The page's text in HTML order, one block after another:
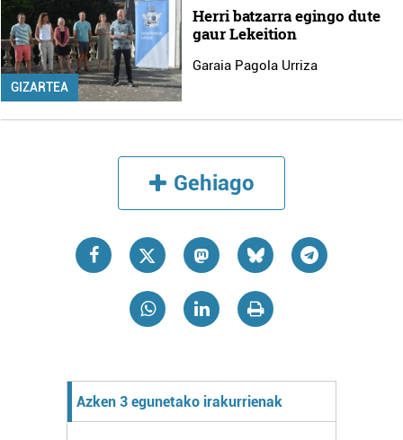
GIZARTEA
Herri batzarra egingo dute
gaur Lekeition
Garaia Pagola Urriza
Gehiago
Azken 3 egunetako irakurrienak